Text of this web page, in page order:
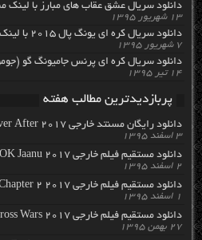
دانلود سریال عشق عقاب های مبارز با لینک
۱۳ شهریور ۱۳۹۵
دانلود سریال کره ای یونگ پال ۲۰۱۵ با لینک مستقیم
۷ شهریور ۱۳۹۵
دانلود سریال کره ای پرنس جامیونگ گو (جومونگ ۳) با لینک
۱۴ تیر ۱۳۹۵
پربازدیدترین مطالب هفته
دانلود رایگان مسنتد خارجی Britney Ever After 2017 با لینک مستقیم
۳ اسفند ۱۳۹۵
دانلود مستقیم فیلم خارجی OK Jaanu 2017 از سرور سایت
۲ اسفند ۱۳۹۵
دانلود مستقیم فیلم خارجی John Wick: Chapter 2 2017 از سرور سایت
۱ اسفند ۱۳۹۵
دانلود مستقیم فیلم خارجی Cross Wars 2017 از سرور سایت
۲۷ بهمن ۱۳۹۵